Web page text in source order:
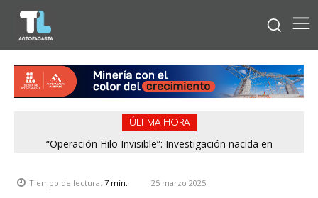
ÚLTIMA HORA
“Operación Hilo Invisible”: Investigación nacida en
Tiempo de lectura: 7 min. 25 marzo 2025